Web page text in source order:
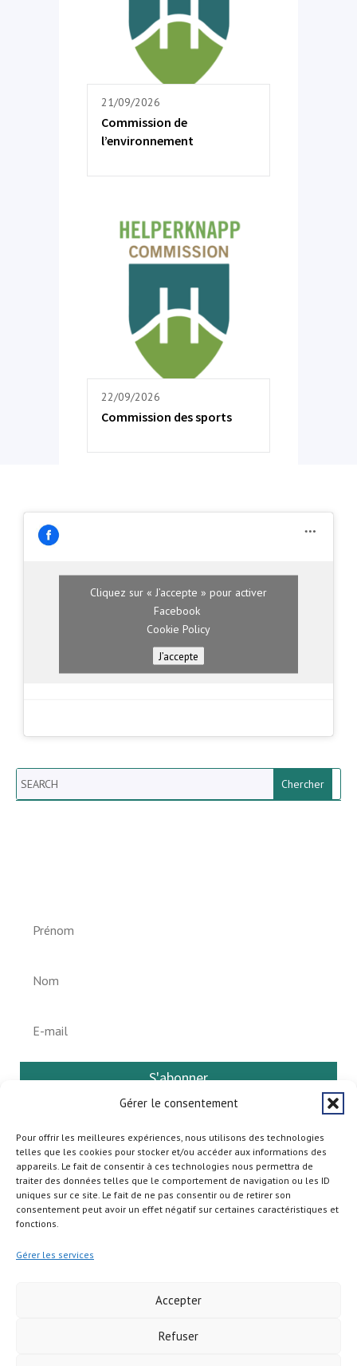
Gérer le consentement
Pour offrir les meilleures expériences, nous utilisons des technologies
telles que les cookies pour stocker et/ou accéder aux informations des
appareils. Le fait de consentir à ces technologies nous permettra de
traiter des données telles que le comportement de navigation ou les ID
uniques sur ce site. Le fait de ne pas consentir ou de retirer son
consentement peut avoir un effet négatif sur certaines caractéristiques et
fonctions.
Gérer les services
Accepter
Refuser
21/09/2026
Commission de
l’environnement
22/09/2026
Commission des sports
Cliquez sur « J’accepte » pour activer
Facebook
Cookie Policy
J’accepte
Search
S'abonner
Copyright © 2026